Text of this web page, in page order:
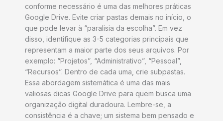
conforme necessário é uma das melhores práticas
Google Drive. Evite criar pastas demais no início, o
que pode levar à “paralisia da escolha”. Em vez
disso, identifique as 3-5 categorias principais que
representam a maior parte dos seus arquivos. Por
exemplo: “Projetos”, “Administrativo”, “Pessoal”,
“Recursos”. Dentro de cada uma, crie subpastas.
Essa abordagem sistemática é uma das mais
valiosas dicas Google Drive para quem busca uma
organização digital duradoura. Lembre-se, a
consistência é a chave; um sistema bem pensado e